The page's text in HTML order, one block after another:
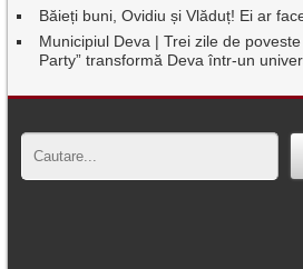
Băieți buni, Ovidiu și Vlăduț! Ei ar
Municipiul Deva | Trei zile de
Party” transformă Deva într-un